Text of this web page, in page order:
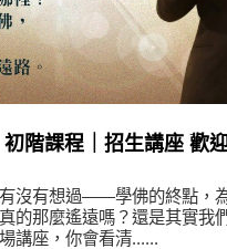
階課程｜招生講座 歡
沒有想過——學佛的終點，
的那麼遙遠嗎？還是其實我
講座，你會看清......